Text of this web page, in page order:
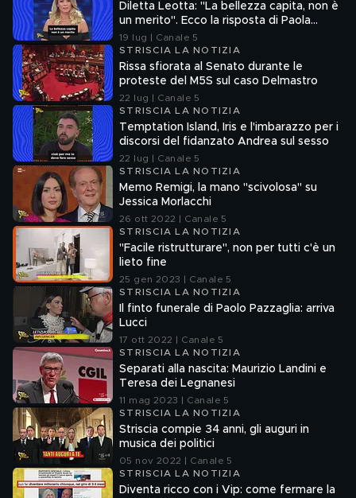
Diletta Leotta: "La bellezza capita, non è
un merito". Ecco la risposta di Paola
Ferrari
19 lug | Canale 5
STRISCIA LA NOTIZIA
Rissa sfiorata al Senato durante le
proteste del M5S sul caso Delmastro
22 lug | Canale 5
STRISCIA LA NOTIZIA
Temptation Island, Iris e l'imbarazzo per i
discorsi del fidanzato Andrea sul sesso
22 lug | Canale 5
STRISCIA LA NOTIZIA
Memo Remigi, la mano "scivolosa" su
Jessica Morlacchi
26 ott 2022 | Canale 5
STRISCIA LA NOTIZIA
"Facile ristrutturare", non per tutti c'è un
lieto fine
25 gen 2023 | Canale 5
STRISCIA LA NOTIZIA
Il finto funerale di Paolo Pazzaglia: arriva
Lucci
17 ott 2022 | Canale 5
STRISCIA LA NOTIZIA
Separati alla nascita: Maurizio Landini e
Teresa dei Legnanesi
11 mag 2023 | Canale 5
STRISCIA LA NOTIZIA
Striscia compie 34 anni, gli auguri in
musica dei politici
05 nov 2022 | Canale 5
STRISCIA LA NOTIZIA
Diventa ricco con i Vip: come fermare la